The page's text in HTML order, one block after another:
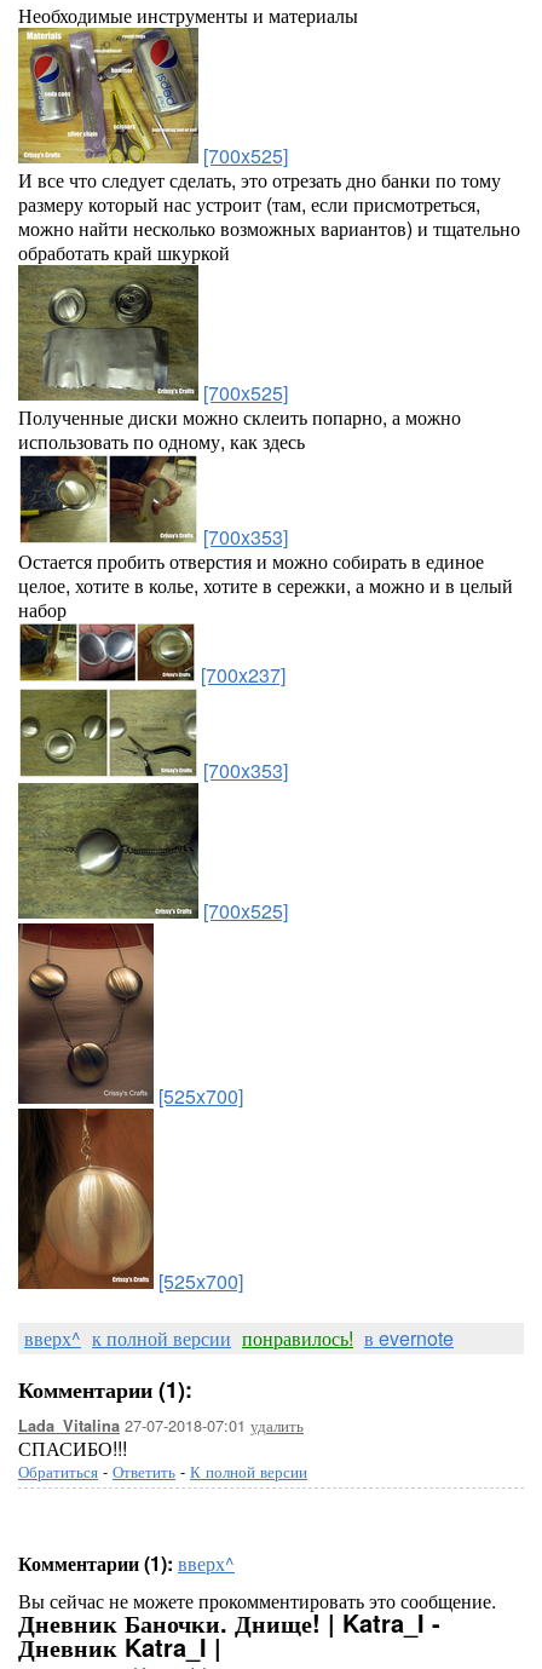
Необходимые инструменты и материалы
[700x525]
И все что следует сделать, это отрезать дно банки по тому
размеру который нас устроит (там, если присмотреться,
можно найти несколько возможных вариантов) и тщательно
обработать край шкуркой
[700x525]
Полученные диски можно склеить попарно, а можно
использовать по одному, как здесь
[700x353]
Остается пробить отверстия и можно собирать в единое
целое, хотите в колье, хотите в сережки, а можно и в целый
набор
[700x237]
[700x353]
[700x525]
[525x700]
[525x700]
вверх^ к полной версии понравилось! в evernote
Комментарии (1):
Lada_Vitalina 27-07-2018-07:01 удалить
СПАСИБО!!!
Обратиться - Ответить - К полной версии
Комментарии (1): вверх^
Вы сейчас не можете прокомментировать это сообщение.
Дневник Баночки. Днище! | Katra_I -
Дневник Katra_I |